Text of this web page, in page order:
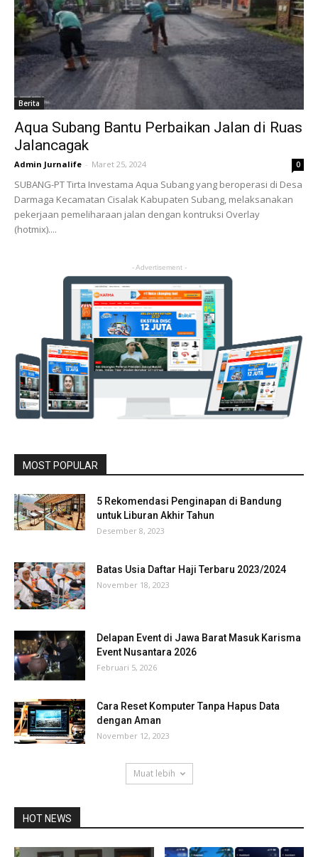
Berita
Aqua Subang Bantu Perbaikan Jalan di Ruas
Jalancagak
Admin Jurnalife - Maret 25, 2024 0
SUBANG-PT Tirta Investama Aqua Subang yang beroperasi di Desa
Darmaga Kecamatan Cisalak Kabupaten Subang, melaksanakan
pekerjaan pemeliharaan jalan dengan kontruksi Overlay
(hotmix)....
- Advertisement -
MOST POPULAR
5 Rekomendasi Penginapan di Bandung
untuk Liburan Akhir Tahun
Desember 8, 2023
Batas Usia Daftar Haji Terbaru 2023/2024
November 18, 2023
Delapan Event di Jawa Barat Masuk Karisma
Event Nusantara 2026
Februari 5, 2026
Cara Reset Komputer Tanpa Hapus Data
dengan Aman
November 12, 2023
Muat lebih
HOT NEWS